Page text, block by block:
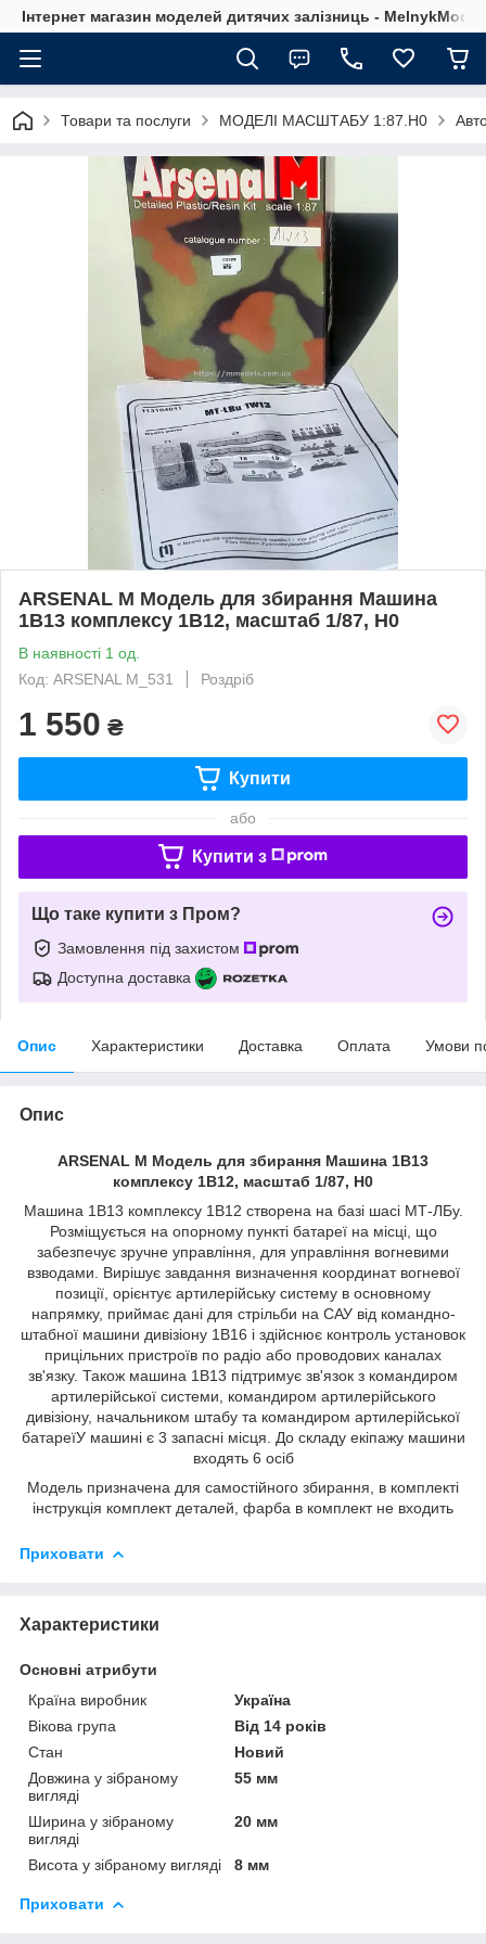
Інтернет магазин моделей дитячих залізниць -
Товари та послуги МОДЕЛІ МАСШТАБУ 1:87.H0
ARSENAL M Модель для збирання Машина
1В13 комплексу 1В12, масштаб 1/87, H0
В наявності 1 од.
Код: ARSENAL M_531
Роздріб
1 550 ₴
Купити
або
Купити з
Що таке купити з Пром?
Замовлення під захистом
Доступна доставка
Опис Характеристики Доставка Оплата Умови
Опис
ARSENAL M Модель для збирання Машина 1В13
комплексу 1В12, масштаб 1/87, H0
Машина 1В13 комплексу 1В12 створена на базі шасі МТ-ЛБу.
Розміщується на опорному пункті батареї на місці, що
забезпечує зручне управління, для управління вогневими
взводами. Вирішує завдання визначення координат вогневої
позиції, орієнтує артилерійську систему в основному
напрямку, приймає дані для стрільби на САУ від командно-
штабної машини дивізіону 1В16 і здійснює контроль установок
прицільних пристроїв по радіо або проводових каналах
зв'язку. Також машина 1В13 підтримує зв'язок з командиром
артилерійської системи, командиром артилерійського
дивізіону, начальником штабу та командиром артилерійської
батареїУ машині є 3 запасні місця. До складу екіпажу машини
входять 6 осіб
Модель призначена для самостійного збирання, в комплекті
інструкція комплект деталей, фарба в комплект не входить
Приховати
Характеристики
Основні атрибути
Країна виробник
Україна
Вікова група
Від 14 років
Стан
Новий
Довжина у зібраному
вигляді
55 мм
Ширина у зібраному
вигляді
20 мм
Висота у зібраному вигляді 8 мм
Приховати